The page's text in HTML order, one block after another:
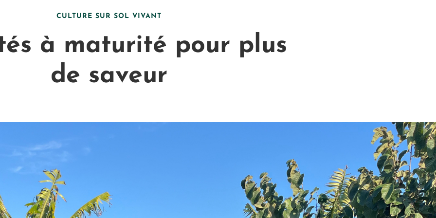
CULTURE SUR SOL VIVANT
à maturité pour plus
de saveur